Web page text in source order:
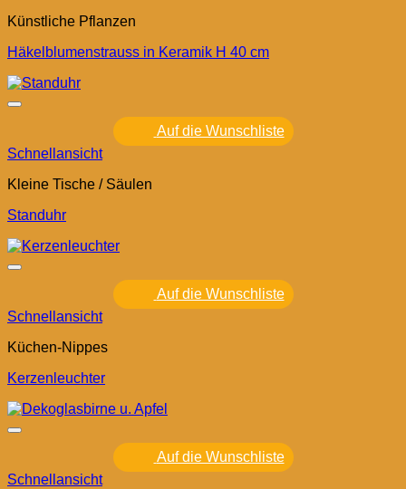
Künstliche Pflanzen
Häkelblumenstrauss in Keramik H 40 cm
Auf die Wunschliste
Schnellansicht
Kleine Tische / Säulen
Standuhr
Auf die Wunschliste
Schnellansicht
Küchen-Nippes
Kerzenleuchter
Auf die Wunschliste
Schnellansicht